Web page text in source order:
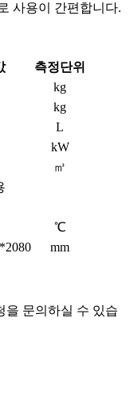
사용이 간편합니다.
측정단위
kg
kg
L
kW
㎥
℃
mm
을 문의하실 수 있습